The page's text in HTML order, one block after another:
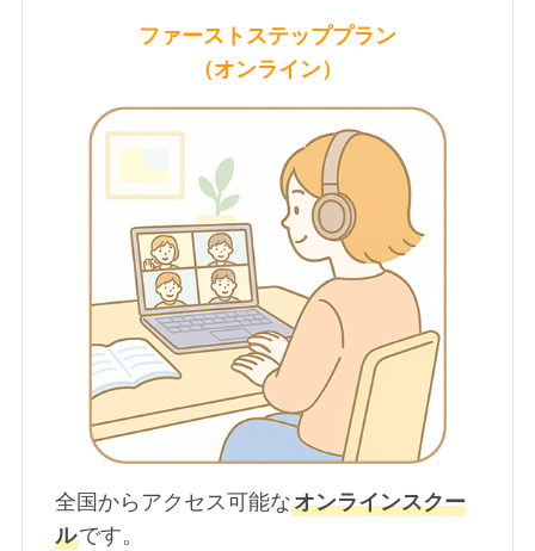
ファーストステッププラン
（オンライン）
全国からアクセス可能なオンラインスクー
ルです。